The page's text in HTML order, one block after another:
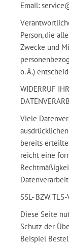
Email:
Person, die
Zwecke und
o. Ä.)
WIDERRUF
Viele
bereits
reicht eine
SSL- BZW.
Diese Seite
Schutz der
Beispiel